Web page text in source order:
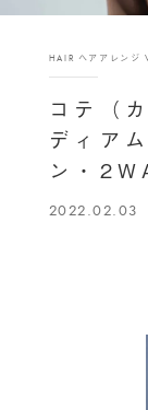
HAIR ヘアアレンジ
コテ（
ディア
ン・
2022.02.03